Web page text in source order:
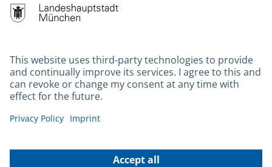
Hotels
Contact
Barrierefreiheit
Leichte Sprache
Gebärdensprache
Kontakt